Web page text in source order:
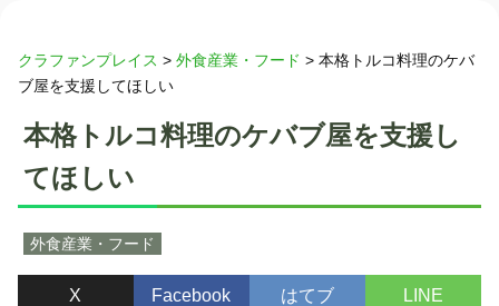
クラファンプレイス > 外食産業・フード > 本格トルコ料理のケバ
ブ屋を支援してほしい
本格トルコ料理のケバブ屋を支援し
てほしい
外食産業・フード
X Facebook はてブ LINE